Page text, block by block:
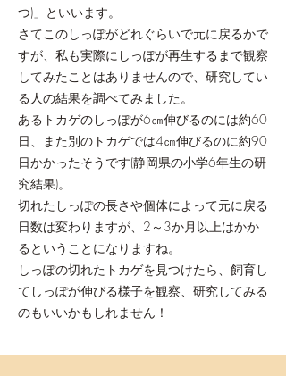
つ)」といいます。
さてこのしっぽがどれぐらいで元に戻るかで
すが、私も実際にしっぽが再生するまで観察
してみたことはありませんので、研究してい
る人の結果を調べてみました。
あるトカゲのしっぽが6㎝伸びるのには約60
日、また別のトカゲでは4㎝伸びるのに約90
日かかったそうです(静岡県の小学6年生の研
究結果)。
切れたしっぽの長さや個体によって元に戻る
日数は変わりますが、2～3か月以上はかか
るということになりますね。
しっぽの切れたトカゲを見つけたら、飼育し
てしっぽが伸びる様子を観察、研究してみる
のもいいかもしれません！